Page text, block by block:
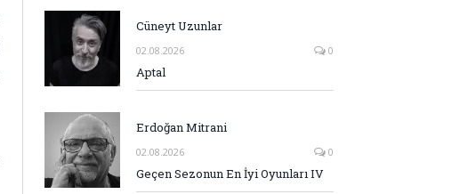
Cüneyt Uzunlar
02.08.2026 0
Aptal
Erdoğan Mitrani
02.08.2026 0
Geçen Sezonun En İyi Oyunları IV